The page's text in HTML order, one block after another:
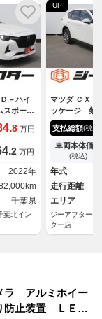
－ハイ
スポー
ＢＯ
純正１
セグＴ
ダーク
冷シー
ト 衝突
インチ
8 万円
2 万円
2022年
千葉県
葉北イン
UP
マツダ ＣＸ
ッケージ 禁
２５インチナ
Ｖ バック ア
ーズコント
減システム
トモニター
ＬＥＤヘッ
ート
支払総額(税込)
車両本体価格
(税込)
年式
走行距離
エリア
ジーアフターＭ
ター店
アルミホイー
止装置 ＬＥ